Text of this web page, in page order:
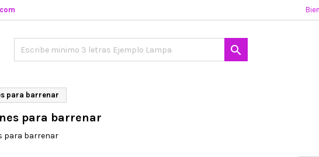

para barrenar
para barrenar
para barrenar